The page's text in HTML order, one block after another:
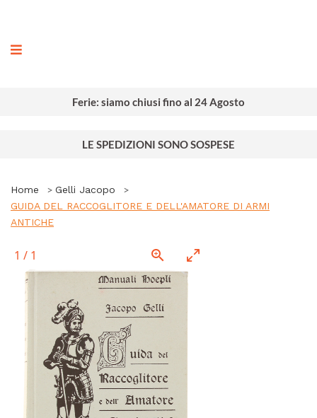
Ferie: siamo chiusi fino al 24 Agosto
LE SPEDIZIONI SONO SOSPESE
Home
Gelli Jacopo
GUIDA DEL RACCOGLITORE E DELL'AMATORE DI ARMI
ANTICHE
1 / 1